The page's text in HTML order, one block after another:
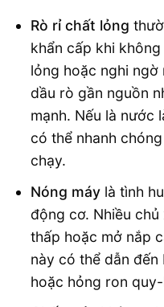
Rò rỉ chất lỏng
khẩn cấp khi
lỏng hoặc nghi ngờ
dầu rò gần nguồn
mạnh. Nếu là nước
có thể nhanh
chạy.
Nóng máylà tình
động cơ. Nhiều
thấp hoặc mở nắp
này có thể dẫn
hoặc hỏng ron